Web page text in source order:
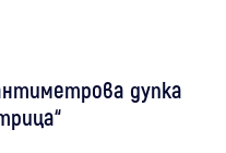
дупка